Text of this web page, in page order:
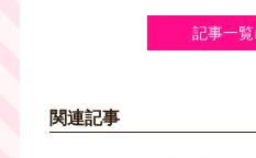
記事一
関連記事